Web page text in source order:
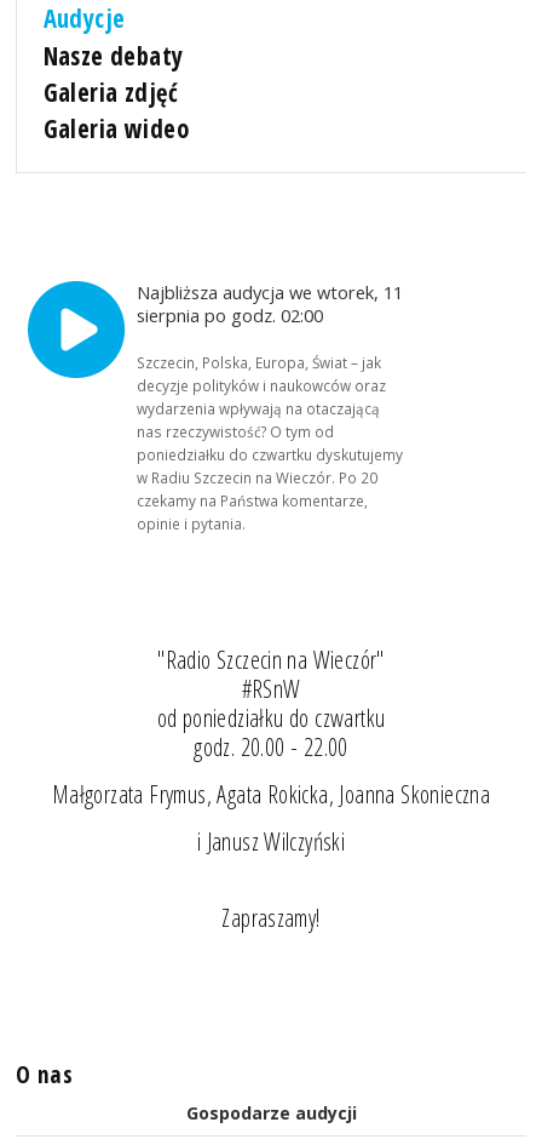
Audycje
Nasze debaty
Galeria zdjęć
Galeria wideo
Najbliższa audycja we wtorek, 11
sierpnia po godz. 02:00
Szczecin, Polska, Europa, Świat – jak
decyzje polityków i naukowców oraz
wydarzenia wpływają na otaczającą
nas rzeczywistość? O tym od
poniedziałku do czwartku dyskutujemy
w Radiu Szczecin na Wieczór. Po 20
czekamy na Państwa komentarze,
opinie i pytania.
"Radio Szczecin na Wieczór"
#RSnW
od poniedziałku do czwartku
godz. 20.00 - 22.00
Małgorzata Frymus, Agata Rokicka, Joanna Skonieczna
i Janusz Wilczyński
Zapraszamy!
O nas
Gospodarze audycji